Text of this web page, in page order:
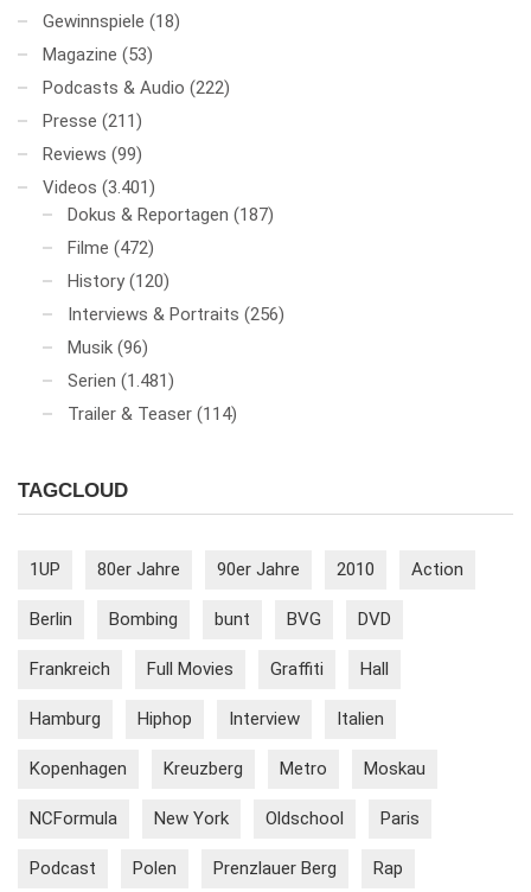
Gewinnspiele (18)
Magazine (53)
Podcasts & Audio (222)
Presse (211)
Reviews (99)
Videos (3.401)
Dokus & Reportagen (187)
Filme (472)
History (120)
Interviews & Portraits (256)
Musik (96)
Serien (1.481)
Trailer & Teaser (114)
TAGCLOUD
1UP 80er Jahre 90er Jahre 2010 Action
Berlin Bombing bunt BVG DVD
Frankreich Full Movies Graffiti Hall
Hamburg Hiphop Interview Italien
Kopenhagen Kreuzberg Metro Moskau
NCFormula New York Oldschool Paris
Podcast Polen Prenzlauer Berg Rap